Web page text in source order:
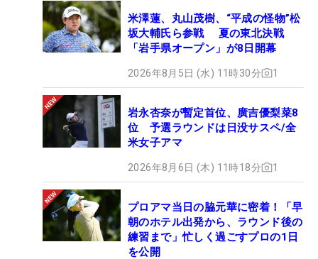
米澤蓮、丸山茂樹、“平成の怪物”松
坂大輔氏ら参戦 夏の東北決戦
「岩手県オープン」が8日開幕
2026年8月5日 (水) 11時30分 1
岩永杏奈が暫定首位、廣吉優梨菜8
位 予選ラウンドは日没サスペ/全
米女子アマ
2026年8月6日 (木) 11時18分 1
プロアマ当日の脇元華に密着！「早
朝のホテル出発から、ラウンド後の
練習まで」忙しく過ごすプロの1日
を公開